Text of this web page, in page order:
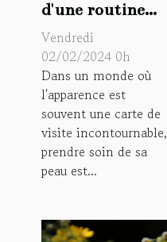
d'une routine
beauté réussie
pour une peau
éclatante
Vendredi
02/02/2024 0h
Dans un monde où
l'apparence est
souvent une carte de
visite incontournable,
prendre soin de sa
peau est...